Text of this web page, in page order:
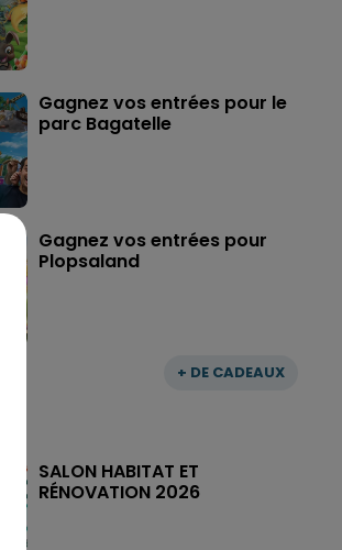
+ DE CADEAUX
Gagnez vos entrées pour le
parc Bagatelle
Gagnez vos entrées pour
Plopsaland
SALON HABITAT ET
RÉNOVATION 2026